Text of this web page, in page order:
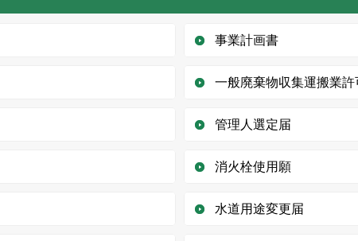
事業計画書
一般廃棄物収集運搬業許
管理人選定届
消火栓使用願
水道用途変更届